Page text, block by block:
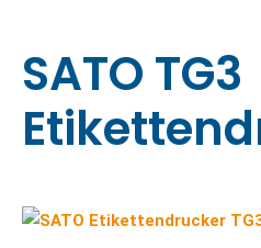
SATO TG3